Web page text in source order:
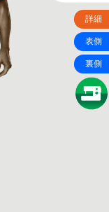
詳細
表側
裏側